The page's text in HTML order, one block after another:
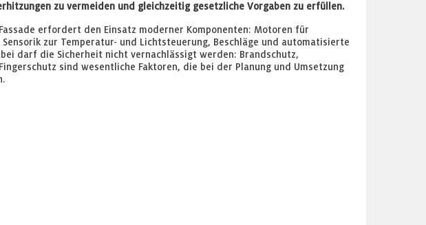
zu vermeiden und gleichzeitig gesetzliche Vorgaben zu erfüllen.
erfordert den Einsatz moderner Komponenten: Motoren für
zur Temperatur- und Lichtsteuerung, Beschläge und automatisierte
darf die Sicherheit nicht vernachlässigt werden: Brandschutz,
sind wesentliche Faktoren, die bei der Planung und Umsetzung